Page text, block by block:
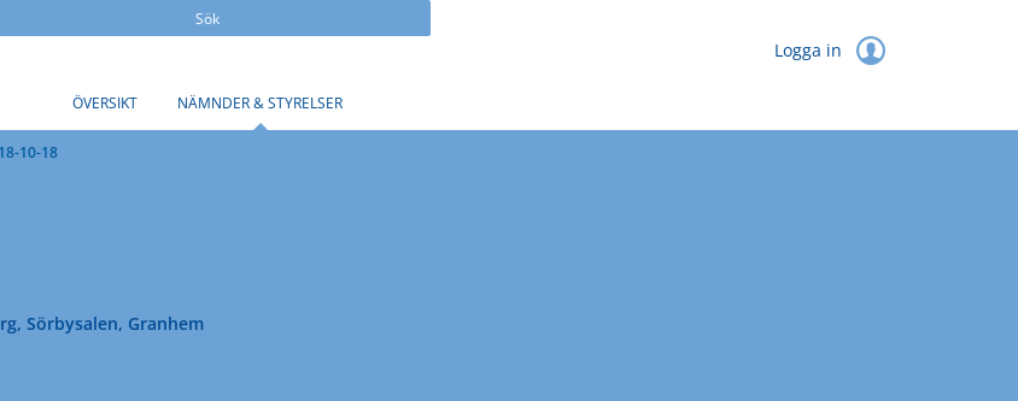
Sök
Logga in
ÖVERSIKT NÄMNDER & STYRELSER
10-18
Sörbysalen, Granhem